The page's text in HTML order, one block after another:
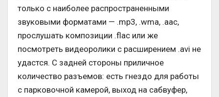
только с наиболее распространенными
звуковыми форматами — .mp3, .wma, .aac,
прослушать композиции .flac или же
посмотреть видеоролики с расширением .avi не
удастся. С задней стороны приличное
количество разъемов: есть гнездо для работы
с парковочной камерой, выход на сабвуфер,